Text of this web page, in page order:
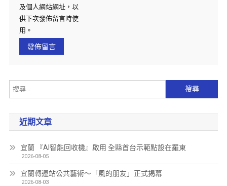
及個人網站網址，以
供下次發佈留言時使
用。
近期文章
宜蘭 『AI智能回收機』啟用 全縣首台示範點設在羅東
2026-08-05
宜蘭轉運站公共藝術～「風的朋友」正式揭幕
2026-08-03